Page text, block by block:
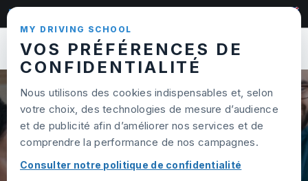
MY DRIVING SCHOOL
VOS PRÉFÉRENCES DE
CONFIDENTIALITÉ
Nous utilisons des cookies indispensables et, selon
votre choix, des technologies de mesure d’audience
et de publicité afin d’améliorer nos services et de
comprendre la performance de nos campagnes.
Consulter notre politique de confidentialité
Skip to content
CONDITIONS
GÉNÉRALES